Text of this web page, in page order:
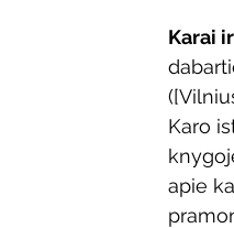
Literatų klubo
Karai
Karo
apie